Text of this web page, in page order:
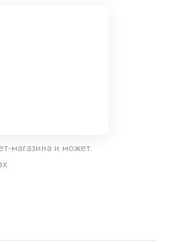
магазина и может